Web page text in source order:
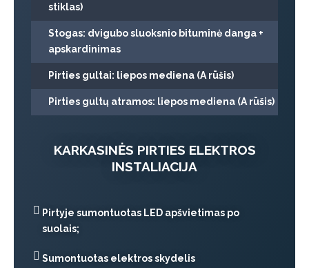
stiklas)
Stogas: dvigubo sluoksnio bituminė danga +
apskardinimas
Pirties gultai: liepos mediena (A rūšis)
Pirties gultų atramos: liepos mediena (A rūšis)
KARKASINĖS PIRTIES ELEKTROS
INSTALIACIJA
Pirtyje sumontuotas LED apšvietimas po
suolais;
Sumontuotas elektros skydelis